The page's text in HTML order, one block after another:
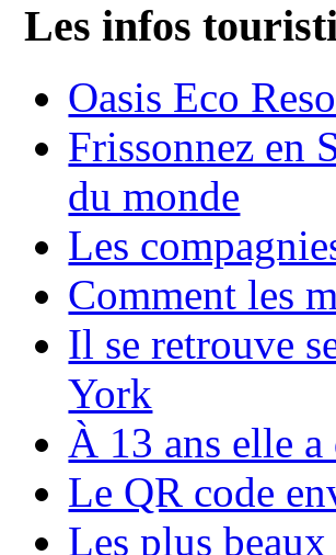
Les infos
Oasis Eco
Frissonnez en
du monde
Les
Comment les
Il se retrouve
York
À 13 ans elle
Le QR code
Les plus